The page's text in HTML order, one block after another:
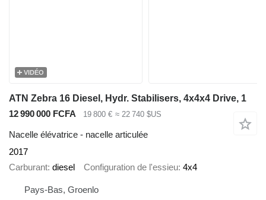
VIDÉO
ATN Zebra 16 Diesel, Hydr. Stabilisers, 4x4x4 Drive, 1
12 990 000 FCFA
19 800 € ≈ 22 740 $US
Nacelle élévatrice - nacelle articulée
2017
Carburant diesel Configuration de l'essieu 4x4
Pays-Bas, Groenlo